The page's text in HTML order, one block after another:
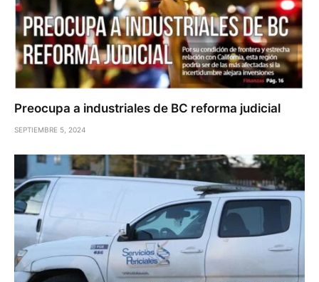
Preocupa a industriales de BC reforma judicial
SEPTIEMBRE 5, 2024